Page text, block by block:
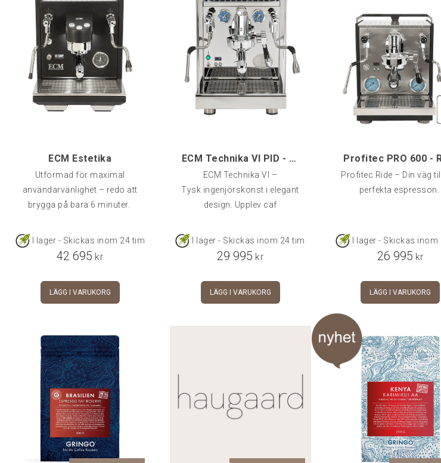
ECM Estetika
Utformad för maximal
användarvänlighet – redo att
brygga på bara 6 minuter.
I lager - Skickas inom 24 tim
42 695 kr
LÄGG I VARUKORG
ECM Technika VI PID - Profi/Switchable
ECM Technika VI –
Tysk ingenjörskonst i elegant
design. Upplev caf
I lager - Skickas inom 24 tim
29 995 kr
LÄGG I VARUKORG
Profitec PRO 600 -
Profitec Ride – Din väg
perfekta espresson.
I lager - Skickas inom
26 995 kr
LÄGG I VARUKORG